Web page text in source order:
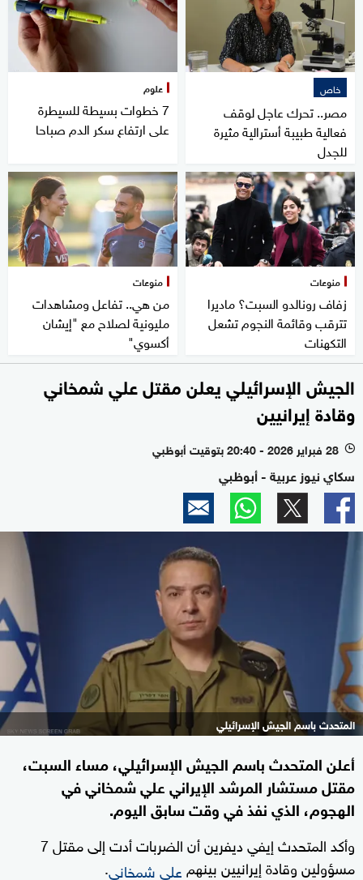
خاص
مصر.. تحرك عاجل لوقف
فعالية طبيبة أسترالية مثيرة
للجدل
علوم
7 خطوات بسيطة للسيطرة
على ارتفاع سكر الدم صباحا
منوعات
زفاف رونالدو السبت؟ ماديرا
تترقب وقائمة النجوم تشعل
التكهنات
منوعات
من هي.. تفاعل ومشاهدات
مليونية لصلاح مع "إيشان
أكسوي"
الجيش الإسرائيلي يعلن مقتل علي شمخاني
وقادة إيرانيين
l 28 فبراير 2026 - 20:40 بتوقيت أبوظبي
سكاي نيوز عربية - أبوظبي
المتحدث باسم الجيش الإسرائيلي
أعلن المتحدث باسم الجيش الإسرائيلي، مساء السبت،
مقتل مستشار المرشد الإيراني علي شمخاني في
الهجوم، الذي نفذ في وقت سابق اليوم.
وأكد المتحدث إيفي ديفرين أن الضربات أدت إلى مقتل 7
مسؤولين وقادة إيرانيين بينهم علي شمخاني.